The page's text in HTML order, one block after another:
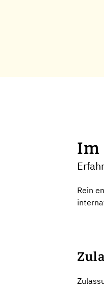
Im
Rein